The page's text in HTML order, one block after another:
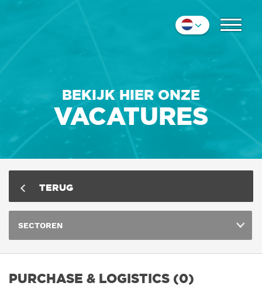
COLLEGA'S
CONTACT
BEKIJK HIER ONZE
VACATURES
TERUG
SECTOREN
PURCHASE & LOGISTICS (0)